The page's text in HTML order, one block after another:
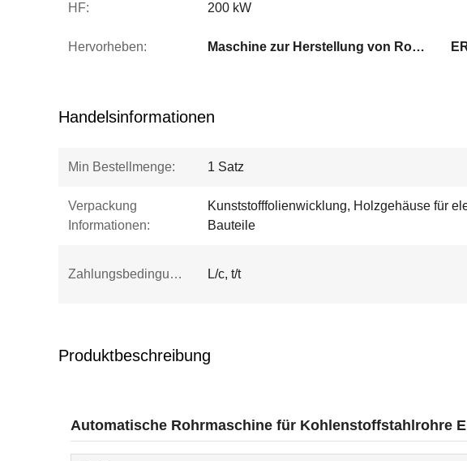
HF: 200 kW
Hervorheben: Maschine zur Herstellung von Rohren aus Kohlenstoffstahl
Handelsinformationen
Min Bestellmenge: 1 Satz
Verpackung
Informationen:
Kunststofffolienwicklung, Holzgehäuse für
Bauteile
Zahlungsbedingungen: L/c, t/t
Produktbeschreibung
Automatische Rohrmaschine für Kohlenstoffstahlrohre